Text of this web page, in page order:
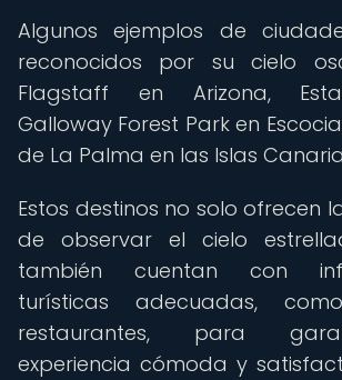
Algunos ejemplos de
reconocidos por su cielo
Flagstaff en Arizona,
Galloway Forest Park en
de La Palma en las Islas
Estos destinos no solo ofrecen
de observar el cielo
también cuentan con
turísticas adecuadas,
restaurantes, para
experiencia cómoda y